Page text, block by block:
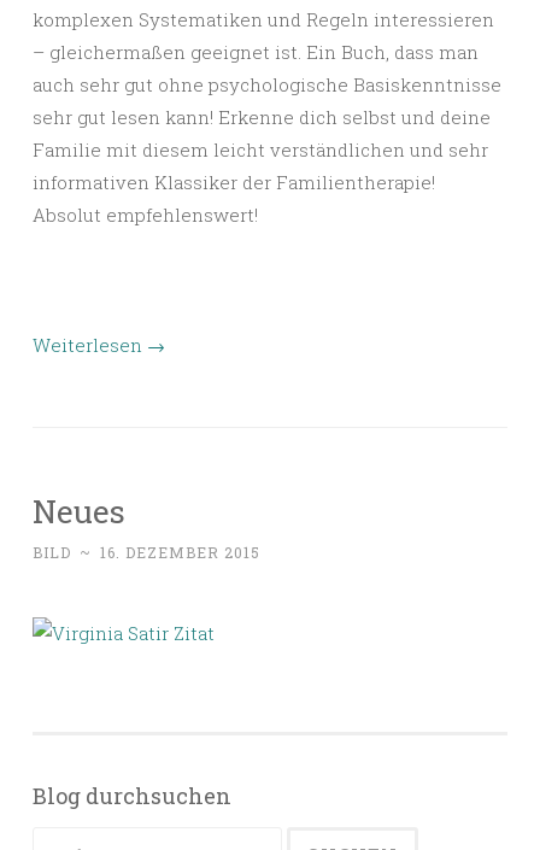
komplexen Systematiken und Regeln interessieren
– gleichermaßen geeignet ist. Ein Buch, dass man
auch sehr gut ohne psychologische Basiskenntnisse
sehr gut lesen kann! Erkenne dich selbst und deine
Familie mit diesem leicht verständlichen und sehr
informativen Klassiker der Familientherapie!
Absolut empfehlenswert!
Weiterlesen →
Neues
BILD ~ 16. DEZEMBER 2015
Blog durchsuchen
Suchen